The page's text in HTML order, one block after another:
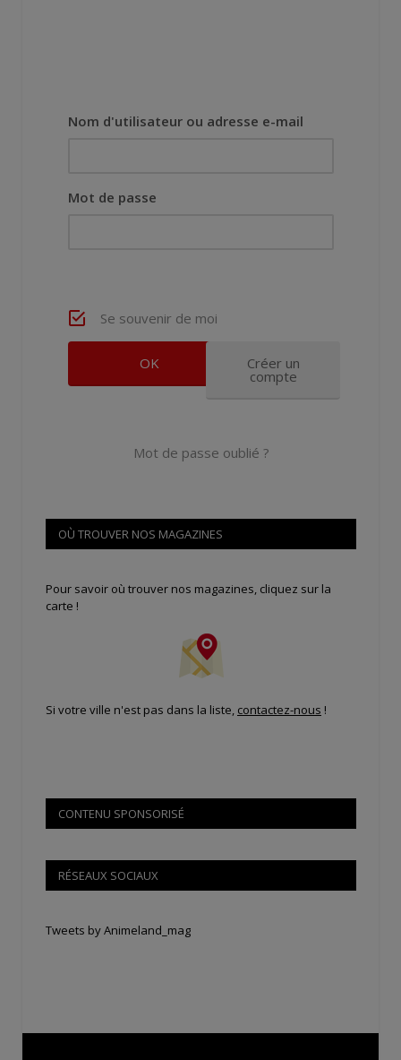
Nom d'utilisateur ou adresse e-mail
Mot de passe
Se souvenir de moi
Créer un
compte
Mot de passe oublié ?
OÙ TROUVER NOS MAGAZINES
Pour savoir où trouver nos magazines, cliquez sur la
carte !
Si votre ville n'est pas dans la liste, contactez-nous !
CONTENU SPONSORISÉ
RÉSEAUX SOCIAUX
Tweets by Animeland_mag